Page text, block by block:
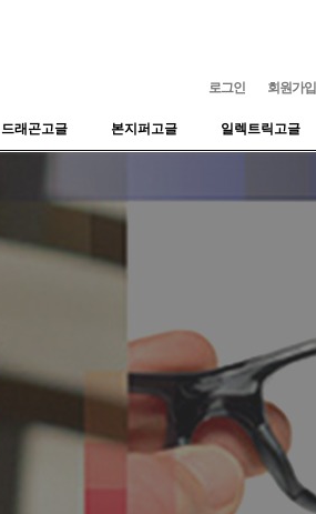
로그인 회원가입
드래곤고글 본지퍼고글 일렉트릭고글